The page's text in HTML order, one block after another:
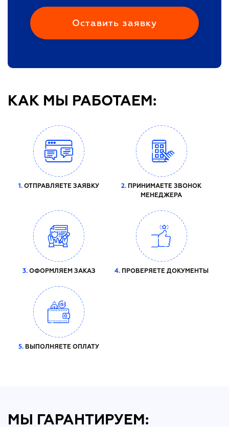
КАК МЫ РАБОТАЕМ:
1. ОТПРАВЛЯЕТЕ ЗАЯВКУ 2. ПРИНИМАЕТЕ ЗВОНОК
МЕНЕДЖЕРА
3.ОФОРМЛЯЕМ ЗАКАЗ 4.ПРОВЕРЯЕТЕ ДОКУМЕНТЫ
5. ВЫПОЛНЯЕТЕ ОПЛАТУ
МЫ ГАРАНТИРУЕМ: